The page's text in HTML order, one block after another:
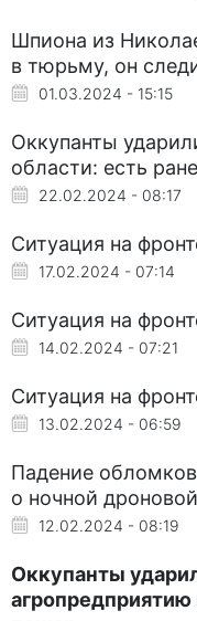
Шпиона из
в тюрьму, он
01.03.2024 - 15:15
Оккупанты
области: есть
22.02.2024 - 08:17
Ситуация на
17.02.2024 - 07:14
Ситуация на
14.02.2024 - 07:21
Ситуация на
13.02.2024 - 06:59
Падение
о ночной
12.02.2024 - 08:19
Оккупанты